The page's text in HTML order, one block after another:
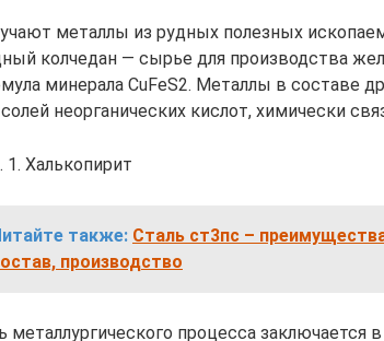
металлы из рудных полезных
колчедан — сырье для производства
минерала CuFeS2. Металлы в составе
неорганических кислот, химически
1. Халькопирит
также: Сталь ст3пс –
производство
металлургического процесса заключается